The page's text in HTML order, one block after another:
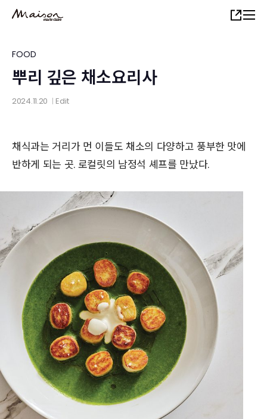
content
Share
FOOD
뿌리 깊은 채소요리사
2024.11.20 Edit
채식과는 거리가 먼 이들도 채소의 다양하고 풍부한 맛에
반하게 되는 곳. 로컬릿의 남정석 셰프를 만났다.